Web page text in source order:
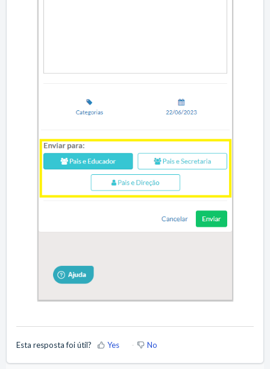
Esta resposta foi útil? Yes No